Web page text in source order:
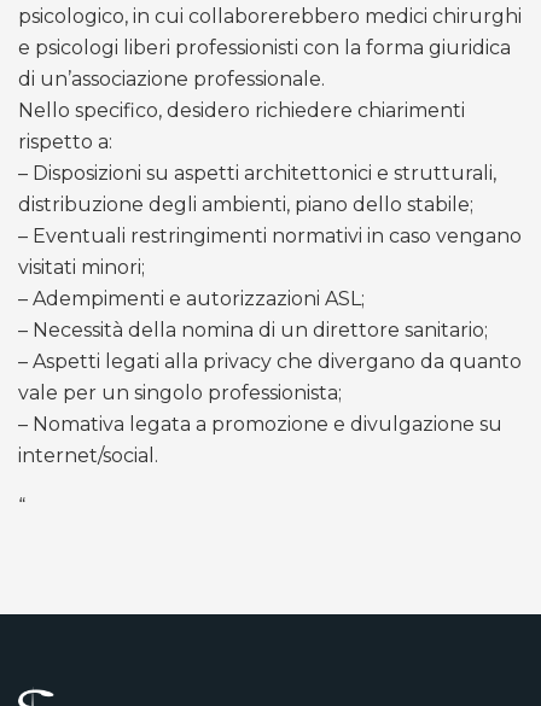
psicologico, in cui collaborerebbero medici chirurghi
e psicologi liberi professionisti con la forma giuridica
di un’associazione professionale.
Nello specifico, desidero richiedere chiarimenti
rispetto a:
– Disposizioni su aspetti architettonici e strutturali,
distribuzione degli ambienti, piano dello stabile;
– Eventuali restringimenti normativi in caso vengano
visitati minori;
– Adempimenti e autorizzazioni ASL;
– Necessità della nomina di un direttore sanitario;
– Aspetti legati alla privacy che divergano da quanto
vale per un singolo professionista;
– Nomativa legata a promozione e divulgazione su
internet/social.
“